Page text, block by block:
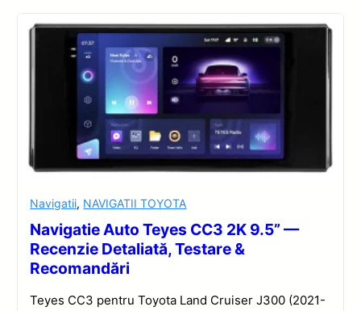
Navigatii, NAVIGATII TOYOTA
Navigatie Auto Teyes CC3 2K 9.5” —
Recenzie Detaliată, Testare &
Recomandări
Teyes CC3 pentru Toyota Land Cruiser J300 (2021-